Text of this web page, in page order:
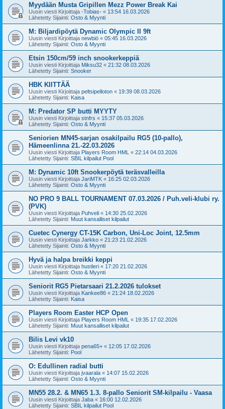
Myydään Musta Gripillen Mezz Power Break Kai
Uusin viesti Kirjoittaja -Tobias- « 13:54 16.03.2026
Lähetetty Sijainti: Osto & Myynti
M: Biljardipöytä Dynamic Olympic II 9ft
Uusin viesti Kirjoittaja newbiö « 05:45 16.03.2026
Lähetetty Sijainti: Osto & Myynti
Etsin 150cm/59 inch snookerkeppiä
Uusin viesti Kirjoittaja Miksu32 « 21:32 08.03.2026
Lähetetty Sijainti: Snooker
HBK KIITTÄÄ
Uusin viesti Kirjoittaja peltsipelloton « 19:39 08.03.2026
Lähetetty Sijainti: Kaisa
M: Predator SP butti MYYTY
Uusin viesti Kirjoittaja stnfrs « 15:37 05.03.2026
Lähetetty Sijainti: Osto & Myynti
Seniorien MN45-sarjan osakilpailu RG5 (10-pallo),
Hämeenlinna 21.-22.03.2026
Uusin viesti Kirjoittaja Players Room HML « 22:14 04.03.2026
Lähetetty Sijainti: SBIL kilpailut Pool
M: Dynamic 10ft Snookerpöytä teräsvalleilla
Uusin viesti Kirjoittaja JariMTK « 16:25 02.03.2026
Lähetetty Sijainti: Osto & Myynti
NO PRO 9 BALL TOURNAMENT 07.03.2026 / Puh.veli-klubi ry.
(PVK)
Uusin viesti Kirjoittaja Puhveli « 14:30 25.02.2026
Lähetetty Sijainti: Muut kansalliset kilpailut
Cuetec Cynergy CT-15K Carbon, Uni-Loc Joint, 12.5mm
Uusin viesti Kirjoittaja Jarkko « 21:23 21.02.2026
Lähetetty Sijainti: Osto & Myynti
Hyvä ja halpa breikki keppi
Uusin viesti Kirjoittaja hustleri « 17:20 21.02.2026
Lähetetty Sijainti: Osto & Myynti
Seniorit RG5 Pietarsaari 21.2.2026 tulokset
Uusin viesti Kirjoittaja Kankee86 « 21:24 18.02.2026
Lähetetty Sijainti: Kaisa
Players Room Easter HCP Open
Uusin viesti Kirjoittaja Players Room HML « 19:35 17.02.2026
Lähetetty Sijainti: Muut kansalliset kilpailut
Bilis Levi vk10
Uusin viesti Kirjoittaja pena65+ « 12:05 17.02.2026
Lähetetty Sijainti: Pool
O: Edullinen radial butti
Uusin viesti Kirjoittaja jvaarala « 14:07 15.02.2026
Lähetetty Sijainti: Osto & Myynti
MN55 28.2. & MN65 1.3. 8-pallo Seniorit SM-kilpailu - Vaasa
Uusin viesti Kirjoittaja Jaba « 16:00 12.02.2026
Lähetetty Sijainti: SBIL kilpailut Pool